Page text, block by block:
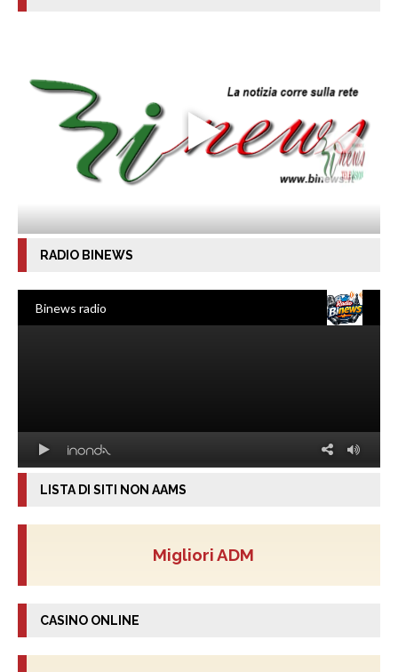
RADIO BINEWS
LISTA DI SITI NON AAMS
Migliori ADM
CASINO ONLINE